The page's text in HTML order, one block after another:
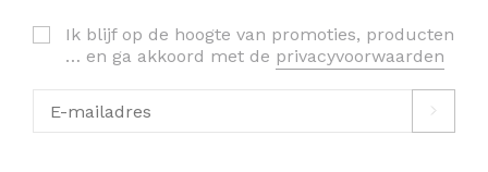
Ik blijf op de hoogte van promoties, producten
… en ga akkoord met de privacyvoorwaarden